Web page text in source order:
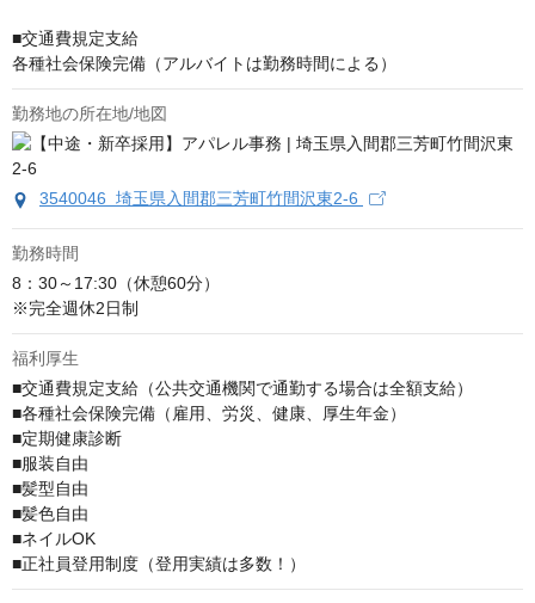
■交通費規定支給
各種社会保険完備（アルバイトは勤務時間による）
勤務地の所在地/地図
3540046 埼玉県入間郡三芳町竹間沢東2-6
勤務時間
8：30～17:30（休憩60分）
※完全週休2日制
福利厚生
■交通費規定支給（公共交通機関で通勤する場合は全額支給）
■各種社会保険完備（雇用、労災、健康、厚生年金）
■定期健康診断
■服装自由
■髪型自由
■髪色自由
■ネイルOK
■正社員登用制度（登用実績は多数！）